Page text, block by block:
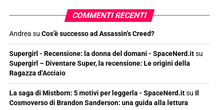
COMMENTI RECENTI
Andrea su Cos’è successo ad Assassin’s Creed?
Supergirl - Recensione: la donna del domani - SpaceNerd.itsu
Supergirl – Diventare Super, la recensione: Le origini della
Ragazza d’Acciaio
La saga di Mistborn: 5 motivi per leggerla - SpaceNerd.itsu Il
Cosmoverso di Brandon Sanderson: una guida alla lettura